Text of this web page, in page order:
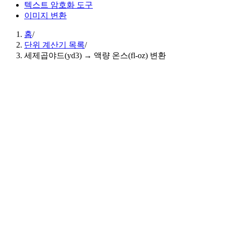
텍스트 암호화 도구
이미지 변환
홈/
단위 계산기 목록/
세제곱야드(yd3) → 액량 온스(fl-oz) 변환